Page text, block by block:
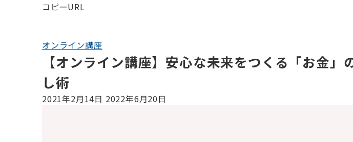
コピーURL
オンライン講座
【オンライン講座】安心な未来をつくる「お金」
し術
2021年2月14日 2022年6月20日